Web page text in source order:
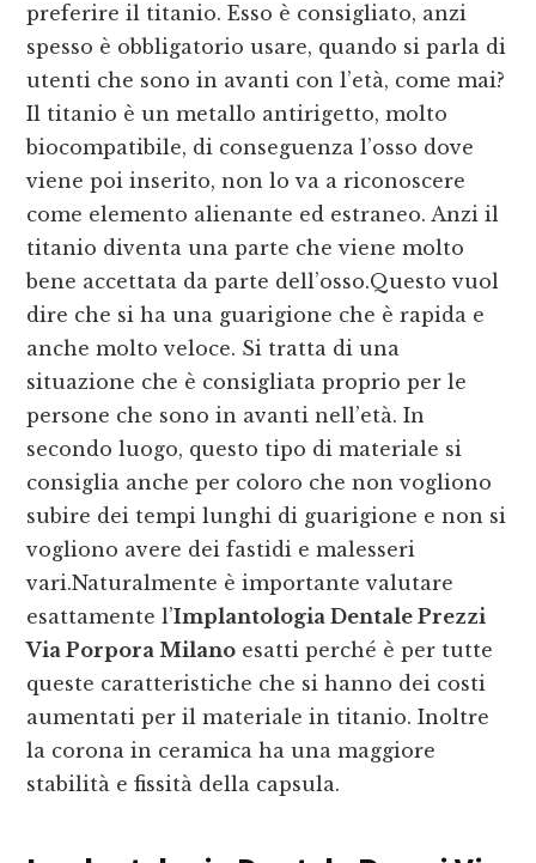
preferire il titanio. Esso è consigliato, anzi
spesso è obbligatorio usare, quando si parla di
utenti che sono in avanti con l’età, come mai?
Il titanio è un metallo antirigetto, molto
biocompatibile, di conseguenza l’osso dove
viene poi inserito, non lo va a riconoscere
come elemento alienante ed estraneo. Anzi il
titanio diventa una parte che viene molto
bene accettata da parte dell’osso.Questo vuol
dire che si ha una guarigione che è rapida e
anche molto veloce. Si tratta di una
situazione che è consigliata proprio per le
persone che sono in avanti nell’età. In
secondo luogo, questo tipo di materiale si
consiglia anche per coloro che non vogliono
subire dei tempi lunghi di guarigione e non si
vogliono avere dei fastidi e malesseri
vari.Naturalmente è importante valutare
esattamente l’Implantologia Dentale Prezzi
Via Porpora Milano esatti perché è per tutte
queste caratteristiche che si hanno dei costi
aumentati per il materiale in titanio. Inoltre
la corona in ceramica ha una maggiore
stabilità e fissità della capsula.